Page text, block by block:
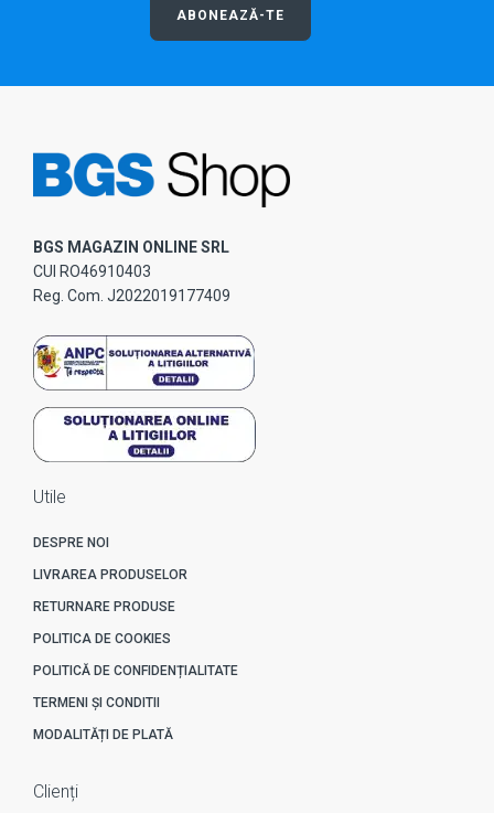
ABONEAZĂ-TE
BGS MAGAZIN ONLINE SRL
CUI RO46910403
Reg. Com. J2022019177409
Utile
DESPRE NOI
LIVRAREA PRODUSELOR
RETURNARE PRODUSE
POLITICA DE COOKIES
POLITICĂ DE CONFIDENȚIALITATE
TERMENI ȘI CONDITII
MODALITĂȚI DE PLATĂ
Clienți